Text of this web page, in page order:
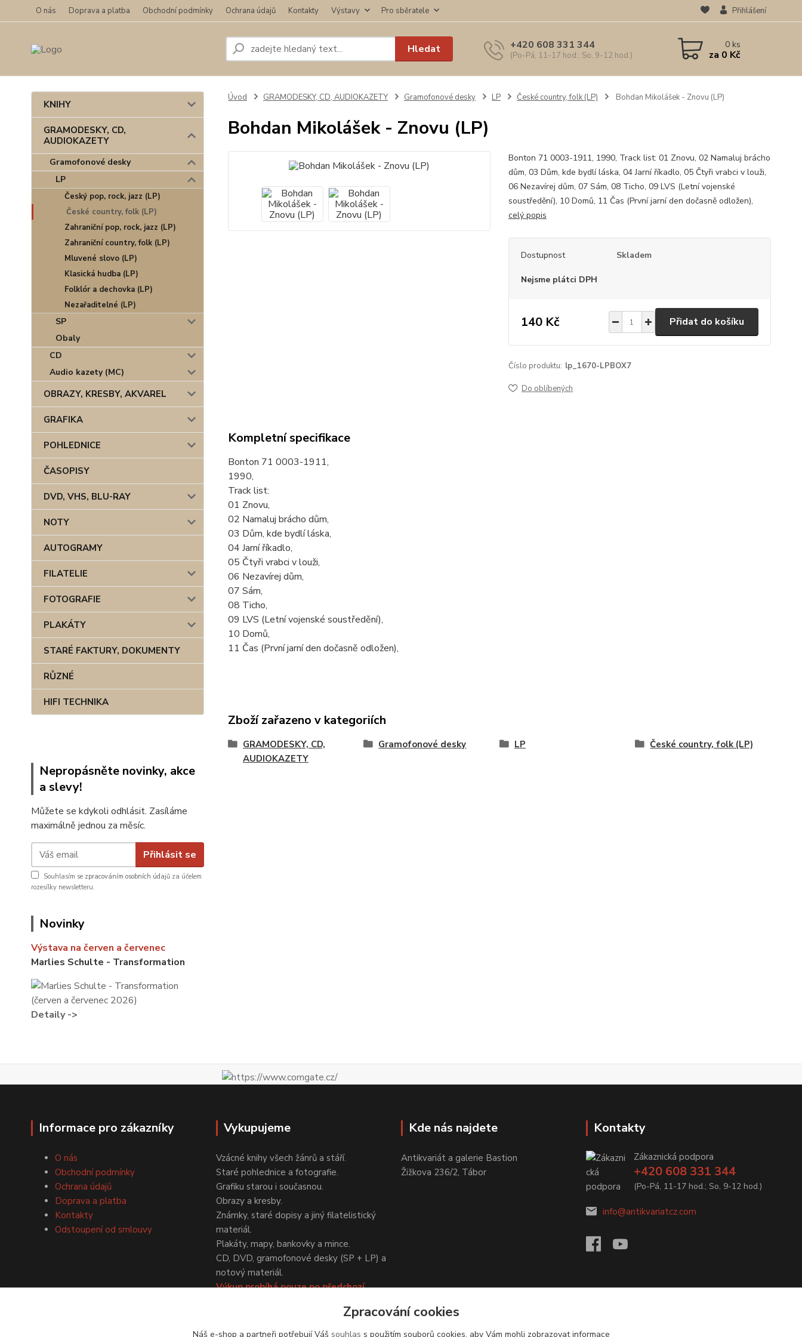
O nás Doprava a platba Obchodní podmínky Ochrana údajů Kontakty Výstavy Pro sběratele Přihlášení
Hledat +420 608 331 344
(Po-Pá, 11-17 hod.; So, 9-12 hod.)
0ks
za 0 Kč
KNIHY
GRAMODESKY, CD,
AUDIOKAZETY
Gramofonové desky
LP
Český pop, rock, jazz (LP)
České country, folk (LP)
Zahraniční pop, rock, jazz (LP)
Zahraniční country, folk (LP)
Mluvené slovo (LP)
Klasická hudba (LP)
Folklór a dechovka (LP)
Nezařaditelné (LP)
SP
Obaly
CD
Audio kazety (MC)
OBRAZY, KRESBY, AKVAREL
GRAFIKA
POHLEDNICE
ČASOPISY
DVD, VHS, BLU-RAY
NOTY
AUTOGRAMY
FILATELIE
FOTOGRAFIE
PLAKÁTY
STARÉ FAKTURY, DOKUMENTY
RŮZNÉ
HIFI TECHNIKA
Nepropásněte novinky, akce
a slevy!
Můžete se kdykoli odhlásit. Zasíláme
maximálně jednou za měsíc.
Přihlásit se
Souhlasím se zpracováním osobních údajů za účelem
rozesílky newsletteru.
Novinky
Výstava na červen a červenec
Marlies Schulte - Transformation
Detaily ->
Úvod GRAMODESKY, CD, AUDIOKAZETY Gramofonové desky LP České country, folk (LP) Bohdan Mikolášek - Znovu (LP)
Bohdan Mikolášek - Znovu (LP)
Bonton 71 0003-1911, 1990, Track list: 01 Znovu, 02 Namaluj brácho
dům, 03 Dům, kde bydlí láska, 04 Jarní říkadlo, 05 Čtyři vrabci v louži,
06 Nezavírej dům, 07 Sám, 08 Ticho, 09 LVS (Letní vojenské
soustředění), 10 Domů, 11 Čas (První jarní den dočasně odložen),
celý popis
Dostupnost Skladem
Nejsme plátci DPH
140 Kč Přidat do košíku
Číslo produktu: lp_1670-LPBOX7
Do oblíbených
Kompletní specifikace
Bonton 71 0003-1911,
1990,
Track list:
01 Znovu,
02 Namaluj brácho dům,
03 Dům, kde bydlí láska,
04 Jarní říkadlo,
05 Čtyři vrabci v louži,
06 Nezavírej dům,
07 Sám,
08 Ticho,
09 LVS (Letní vojenské soustředění),
10 Domů,
11 Čas (První jarní den dočasně odložen),
Zboží zařazeno v kategoriích
GRAMODESKY, CD,
AUDIOKAZETY
Gramofonové desky LP České country, folk (LP)
Informace pro zákazníky
O nás
Obchodní podmínky
Ochrana údajů
Doprava a platba
Kontakty
Odstoupení od smlouvy
Vykupujeme
Vzácné knihy všech žánrů a stáří.
Staré pohlednice a fotografie.
Grafiku starou i současnou.
Obrazy a kresby.
Známky, staré dopisy a jiný filatelistický
materiál.
Plakáty, mapy, bankovky a mince.
CD, DVD, gramofonové desky (SP + LP) a
notový materiál.
Výkup probíhá pouze po předchozí
Kde nás najdete
Antikvariát a galerie Bastion
Žižkova 236/2, Tábor
Kontakty
Zákaznická podpora
+420 608 331 344
(Po-Pá, 11-17 hod.; So, 9-12 hod.)
info@antikvariatcz.com
Zpracování cookies
Náš e-shop a partneři potřebují Váš souhlas s použitím souborů cookies, aby Vám mohli zobrazovat informace